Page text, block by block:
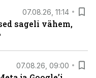
07.08.26, 11:14
sageli vähem,
07.08.26, 09:00